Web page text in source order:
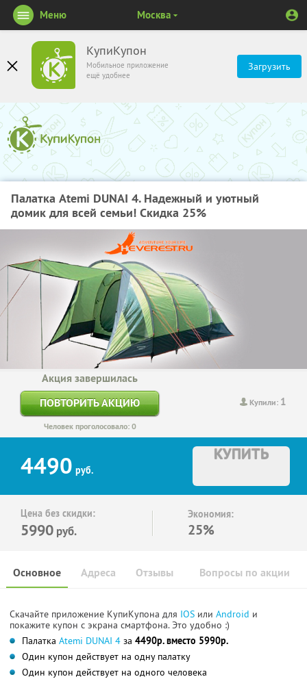
КупиКупон
Мобильное приложение
ещё удобнее
Загрузить
Меню Москва
Палатка Atemi DUNAI 4. Надежный и уютный
домик для всей семьи! Скидка 25%
Купили: 1
Акция завершилась
ПОВТОРИТЬ АКЦИЮ
Человек проголосовало: 0
4490 руб.
КУПИТЬ
Цена без скидки:
5990 руб.
Экономия:
25%
Основное Отзывы Вопросы по акции
Адреса
Скачайте приложение КупиКупона для IOS или Android и
покажите купон с экрана смартфона. Это удобно :)
Палатка Atemi DUNAI 4 за 4490р. вместо 5990р.
Один купон действует на одну палатку
Один купон действует на одного человека